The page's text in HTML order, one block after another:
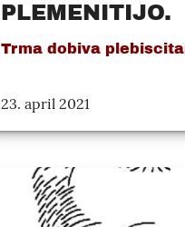
PLEMENITIJO.
Trma dobiva
23. april 2021